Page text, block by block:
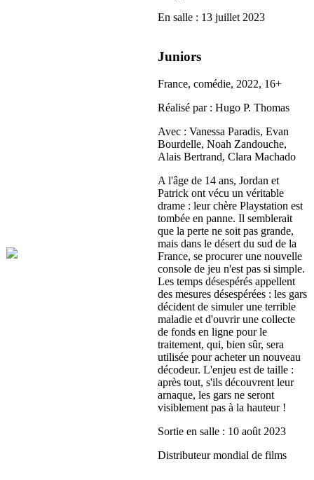
En salle : 13 juillet 2023
Juniors
France, comédie, 2022, 16+
Réalisé par : Hugo P. Thomas
Avec : Vanessa Paradis, Evan
Bourdelle, Noah Zandouche,
Alais Bertrand, Clara Machado
A l'âge de 14 ans, Jordan et
Patrick ont ​​vécu un véritable
drame : leur chère Playstation est
tombée en panne. Il semblerait
que la perte ne soit pas grande,
mais dans le désert du sud de la
France, se procurer une nouvelle
console de jeu n'est pas si simple.
Les temps désespérés appellent
des mesures désespérées : les gars
décident de simuler une terrible
maladie et d'ouvrir une collecte
de fonds en ligne pour le
traitement, qui, bien sûr, sera
utilisée pour acheter un nouveau
décodeur. L'enjeu est de taille :
après tout, s'ils découvrent leur
arnaque, les gars ne seront
visiblement pas à la hauteur !
Sortie en salle : 10 août 2023
Distributeur mondial de films